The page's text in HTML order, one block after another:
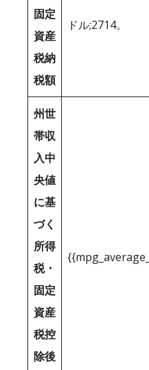
固定
資産
税納
税額
ドル;2714。
州世
帯収
入中
央値
に基
づく
所得
税・
固定
資産
税控
除後